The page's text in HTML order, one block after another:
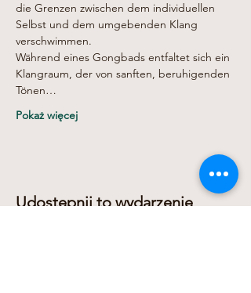
die Grenzen zwischen dem individuellen
Selbst und dem umgebenden Klang
verschwimmen.
Während eines Gongbads entfaltet sich ein
Klangraum, der von sanften, beruhigenden
Tönen…
Pokaż więcej
Udostępnij to wydarzenie